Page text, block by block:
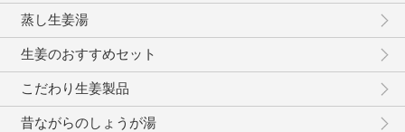
蒸し生姜湯
生姜のおすすめセット
こだわり生姜製品
昔ながらのしょうが湯